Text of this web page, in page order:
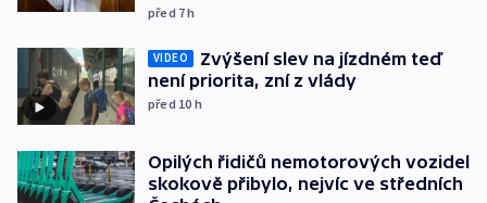
před 7h
VIDEO
Zvýšení slev na jízdném teď
není priorita, zní z vlády
před 10 h
Opilých řidičů nemotorových vozidel
skokově přibylo, nejvíc ve středních